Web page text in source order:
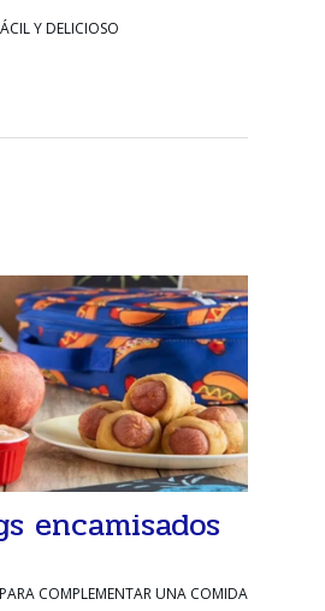
Y DELICIOSO
encamisados
COMPLEMENTAR UNA COMIDA